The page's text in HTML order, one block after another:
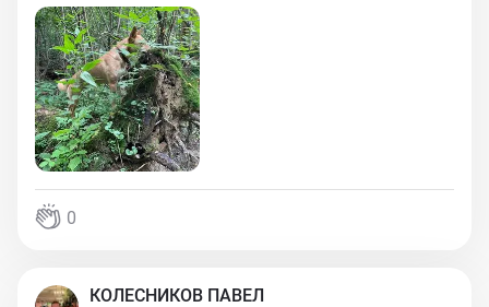
0
КОЛЕСНИКОВ ПАВЕЛ